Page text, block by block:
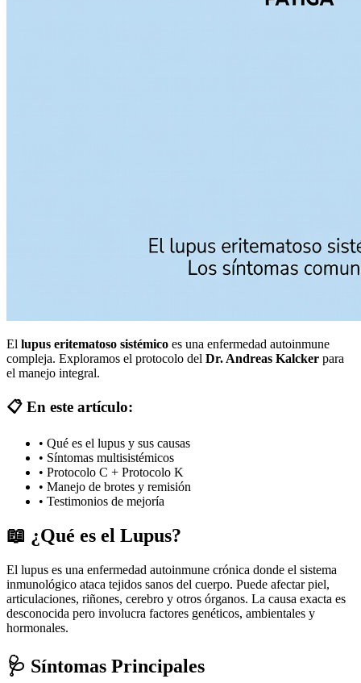
El lupus eritematoso sistémico es una enfermedad autoinmune
compleja. Exploramos el protocolo del Dr. Andreas Kalcker para
el manejo integral.
📋 En este artículo:
• Qué es el lupus y sus causas
• Síntomas multisistémicos
• Protocolo C + Protocolo K
• Manejo de brotes y remisión
• Testimonios de mejoría
📖 ¿Qué es el Lupus?
El lupus es una enfermedad autoinmune crónica donde el sistema
inmunológico ataca tejidos sanos del cuerpo. Puede afectar piel,
articulaciones, riñones, cerebro y otros órganos. La causa exacta es
desconocida pero involucra factores genéticos, ambientales y
hormonales.
🩺 Síntomas Principales